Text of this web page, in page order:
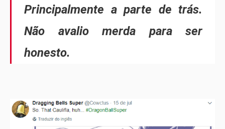
Principalmente a parte de trás.
Não avalio merda para ser
honesto.